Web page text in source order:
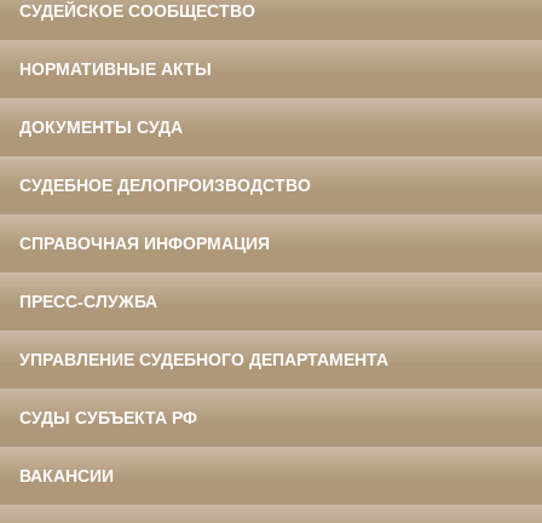
СУДЕЙСКОЕ СООБЩЕСТВО
НОРМАТИВНЫЕ АКТЫ
ДОКУМЕНТЫ СУДА
СУДЕБНОЕ ДЕЛОПРОИЗВОДСТВО
СПРАВОЧНАЯ ИНФОРМАЦИЯ
ПРЕСС-СЛУЖБА
УПРАВЛЕНИЕ СУДЕБНОГО ДЕПАРТАМЕНТА
СУДЫ СУБЪЕКТА РФ
ВАКАНСИИ